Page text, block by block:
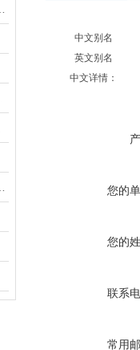
中文别名
英文别名
中文详情：
您的
您的
联系
常用